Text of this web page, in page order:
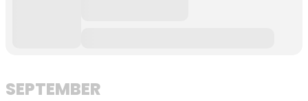
SEPTEMBER